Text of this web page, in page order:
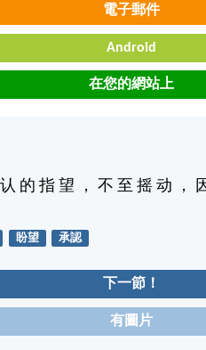
電子郵件
Android
在您的網站上
的 指 望 ， 不 至 摇 动 ，
盼望 承認
下一節！
有圖片